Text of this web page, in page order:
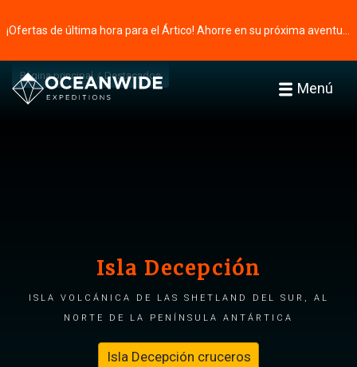
Menú
Página principal Destacados
Isla Decepción
Isla volcánica de las Shetland del Sur, al
norte de la Península Antártica
Isla Decepción cruceros